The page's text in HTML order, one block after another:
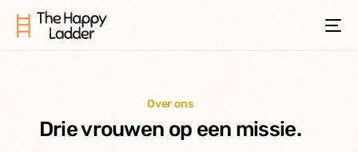
Over ons
Drie vrouwen op een missie.